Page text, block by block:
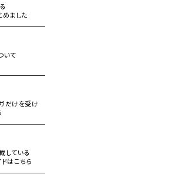
めました
いて
だけを受け
している
はこちら